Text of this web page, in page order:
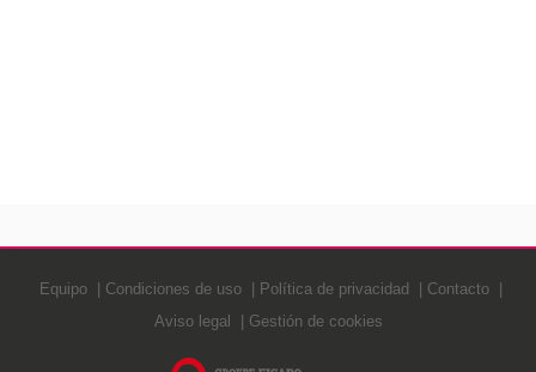
Equipo Condiciones de uso Política de privacidad
Contacto
Aviso legal
Gestión de cookies